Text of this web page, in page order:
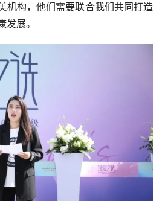
机构，他们需要联合我们共同打造
展。